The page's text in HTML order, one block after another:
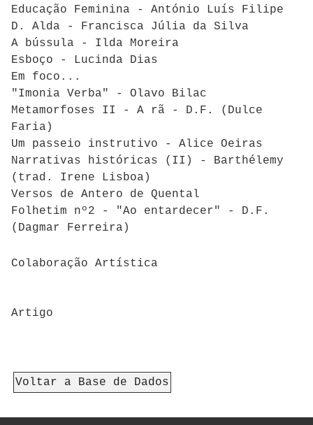
Educação Feminina - António Luís Filipe
D. Alda - Francisca Júlia da Silva
A bússula - Ilda Moreira
Esboço - Lucinda Dias
Em foco...
"Imonia Verba" - Olavo Bilac
Metamorfoses II - A rã - D.F. (Dulce
Faria)
Um passeio instrutivo - Alice Oeiras
Narrativas históricas (II) - Barthélemy
(trad. Irene Lisboa)
Versos de Antero de Quental
Folhetim nº2 - "Ao entardecer" - D.F.
(Dagmar Ferreira)
Colaboração Artística
Artigo
Voltar a Base de Dados